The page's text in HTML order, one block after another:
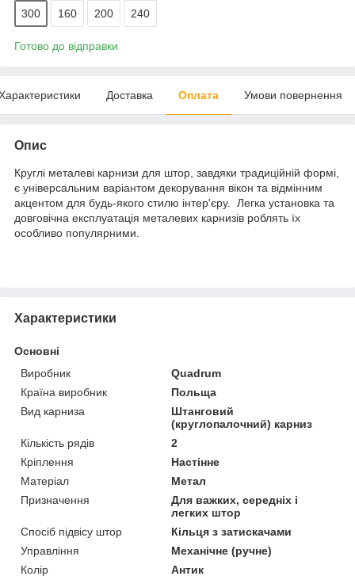
300 160 200 240
Готово до відправки
Доставка Оплата Умови повернення
Опис
Круглі металеві карнизи для штор, завдяки традиційній формі,
є універсальним варіантом декорування вікон та відмінним
акцентом для будь-якого стилю інтер'єру. Легка установка та
довговічна експлуатація металевих карнизів роблять їх
особливо популярними.
Характеристики
Основні
Виробник
Quadrum
Країна виробник
Польща
Вид карниза
Штанговий
(круглопалочний) карниз
Кількість рядів
2
Кріплення
Настінне
Матеріал
Метал
Призначення
Для важких, середніх і
легких штор
Спосіб підвісу штор
Кільця з затискачами
Управління
Механічне (ручне)
Колір
Антик